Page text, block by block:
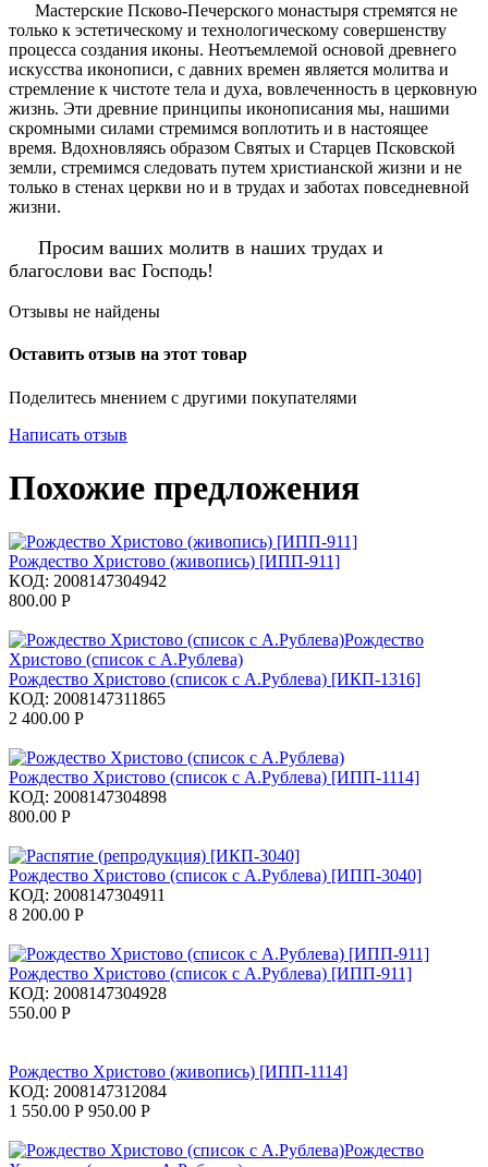
Мастерские Псково-Печерского монастыря стремятся не
только к эстетическому и технологическому совершенству
процесса создания иконы. Неотъемлемой основой древнего
искусства иконописи, с давних времен является молитва и
стремление к чистоте тела и духа, вовлеченность в церковную
жизнь. Эти древние принципы иконописания мы, нашими
скромными силами стремимся воплотить и в настоящее
время. Вдохновляясь образом Святых и Старцев Псковской
земли, стремимся следовать путем христианской жизни и не
только в стенах церкви но и в трудах и заботах повседневной
жизни.
Просим ваших молитв в наших трудах и
благослови вас Господь!
Отзывы не найдены
Оставить отзыв на этот товар
Поделитесь мнением с другими покупателями
Написать отзыв
Похожие предложения
Рождество Христово (живопись) [ИПП-911]
КОД: 2008147304942
800.00 Р
Рождество Христово (список с А.Рублева) [ИКП-1316]
КОД: 2008147311865
2 400.00 Р
Рождество Христово (список с А.Рублева) [ИПП-1114]
КОД: 2008147304898
800.00 Р
Рождество Христово (список с А.Рублева) [ИПП-3040]
КОД: 2008147304911
8 200.00 Р
Рождество Христово (список с А.Рублева) [ИПП-911]
КОД: 2008147304928
550.00 Р
Рождество Христово (живопись) [ИПП-1114]
КОД: 2008147312084
1 550.00 Р 950.00 Р